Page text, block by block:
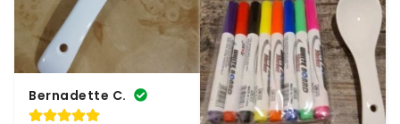
Bernadette C.